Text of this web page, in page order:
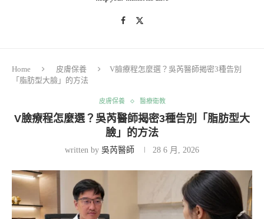
Home 皮膚保養
V臉療程怎麼選？吳芮醫師揭密3種告別
「脂肪型大臉」的方法
皮膚保養 醫療衛教
V臉療程怎麼選？吳芮醫師揭密3種告別「脂肪型大
臉」的方法
written by 吳芮醫師 28 6 月, 2026